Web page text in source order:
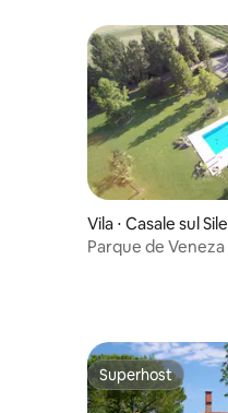
Vila ⋅ Casale sul Sile
Parque de Veneza
Superhost
Superhost